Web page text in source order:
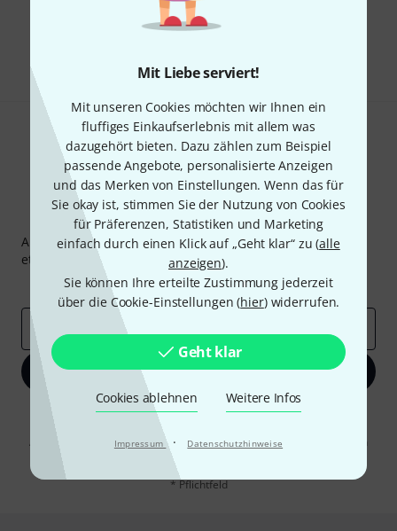
Mit Liebe serviert!
Mit unseren Cookies möchten wir Ihnen ein
fluffiges Einkaufserlebnis mit allem was
dazugehört bieten. Dazu zählen zum Beispiel
passende Angebote, personalisierte Anzeigen
und das Merken von Einstellungen. Wenn das für
Sie okay ist, stimmen Sie der Nutzung von Cookies
für Präferenzen, Statistiken und Marketing
einfach durch einen Klick auf „Geht klar“ zu (alle
anzeigen).
Sie können Ihre erteilte Zustimmung jederzeit
über die Cookie-Einstellungen (hier) widerrufen.
Geht klar
Cookies ablehnen Weitere Infos
Impressum · Datenschutzhinweise
Gefällt Ihnen, was Sie sehen?
Thomann Newsletter
Abonniere den Thomann Newsletter und gewinne mit
etwas Glück einen von
50 Gutscheinen
Inspirierende Beiträge
Deals Thomann Insights
E-Mail-Adresse*
Jetzt anmelden
Mit Klick auf „Jetzt anmelden“ stimmen Sie dem Erhalt von E-Mail-
Werbung und einer Messung des E-Mail-Nutzungsverhaltens zu. Die
Abmeldung ist jederzeit möglich. Weitere Informationen finden Sie in
Datenschutzhinweisen
* Pflichtfeld